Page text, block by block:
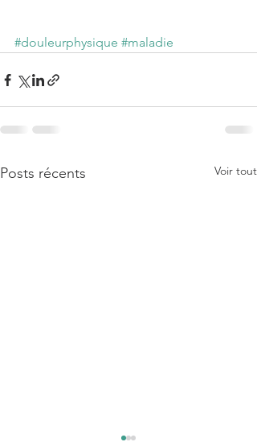
#douleurphysique #maladie
Posts récents Voir tout